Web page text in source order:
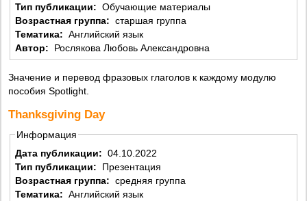
Тип публикации: Обучающие материалы
Возрастная группа: старшая группа
Тематика: Английский язык
Автор:
Рослякова Любовь Александровна
Значение и перевод фразовых глаголов к каждому модулю
пособия Spotlight.
Thanksgiving Day
Информация
Дата публикации: 04.10.2022
Тип публикации:
Презентация
Возрастная группа: средняя группа
Тематика: Английский язык